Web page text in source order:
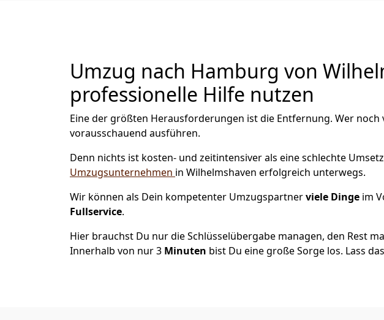
Umzug nach Hamburg von
professionelle Hilfe nutzen
Eine der größten Herausforderungen ist die Entfernung. Wer
vorausschauend ausführen.
Denn nichts ist kosten- und zeitintensiver als eine schlechte
Umzugsunternehmen in Wilhelmshaven erfolgreich unterwegs.
Wir können als Dein kompetenter Umzugspartnerviele Dinge im
Fullservice.
Hier brauchst Du nur die Schlüsselübergabe managen, den Rest
Innerhalb von nur 3 Minuten bist Du eine große Sorge los. Lass